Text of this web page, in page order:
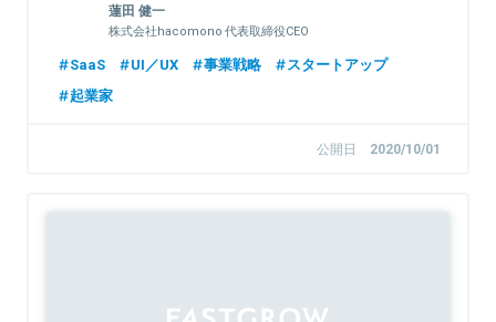
蓮田 健一
株式会社hacomono 代表取締役CEO
SaaS UI／UX 事業戦略
スタートアップ
起業家
公開日 2020/10/01